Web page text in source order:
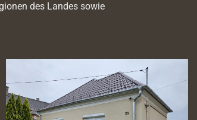
des Landes sowie